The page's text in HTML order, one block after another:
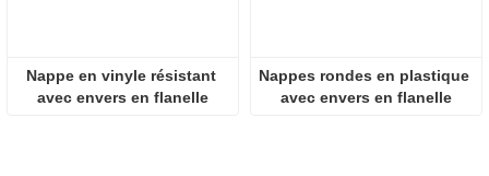
Nappe en vinyle résistant
avec envers en flanelle
Nappes rondes en plastique
avec envers en flanelle